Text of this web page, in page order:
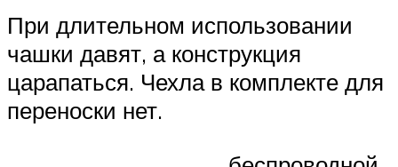
При длительном использовании
чашки давят, а конструкция
царапаться. Чехла в комплекте для
переноски нет.